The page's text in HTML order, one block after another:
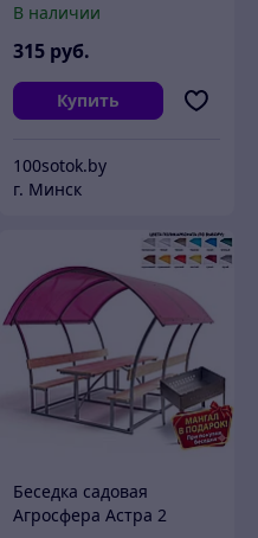
7050
В наличии
315 руб.
Купить
100sotok.by
г. Минск
Беседка садовая
Агросфера Астра 2